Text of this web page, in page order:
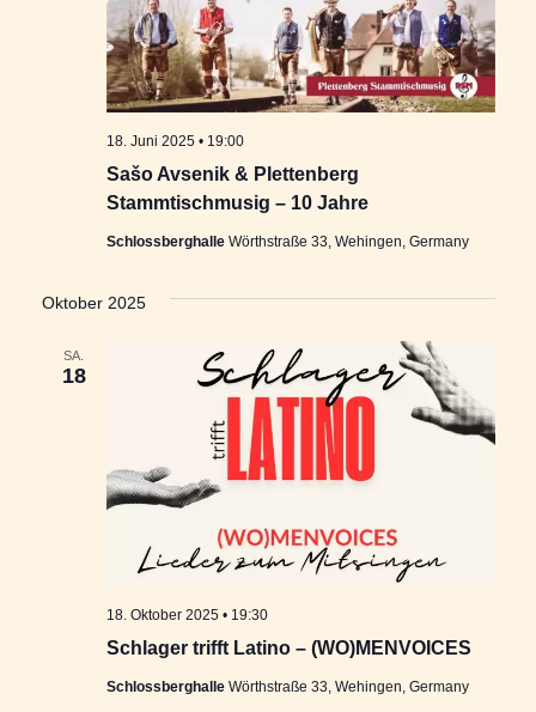
Sašo Avsenik & Plettenberg
Stammtischmusig – 10 Jahre
18. Juni 2025 • 19:00
Schlossberghalle Wörthstraße 33, Wehingen, Germany
Oktober 2025
SA.
18
Schlager trifft Latino – (WO)MENVOICES
18. Oktober 2025 • 19:30
Schlossberghalle Wörthstraße 33, Wehingen, Germany